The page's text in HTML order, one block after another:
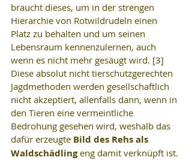
braucht dieses, um in der strengen
Hierarchie von Rotwildrudeln einen
Platz zu behalten und um seinen
Lebensraum kennenzulernen, auch
wenn es nicht mehr gesäugt wird. [3]
Diese absolut nicht tierschutzgerechten
Jagdmethoden werden gesellschaftlich
nicht akzeptiert, allenfalls dann, wenn in
den Tieren eine vermeintliche
Bedrohung gesehen wird, weshalb das
dafür erzeugte Bild des Rehs als
Waldschädling eng damit verknüpft ist.